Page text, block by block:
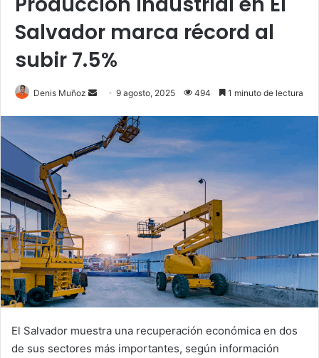
Salvador marca récord al
subir 7.5%
Denis Muñoz
Send
email
9 agosto, 2025 494 1 minuto de lectura
El Salvador muestra una recuperación económica en dos
de sus sectores más importantes, según información